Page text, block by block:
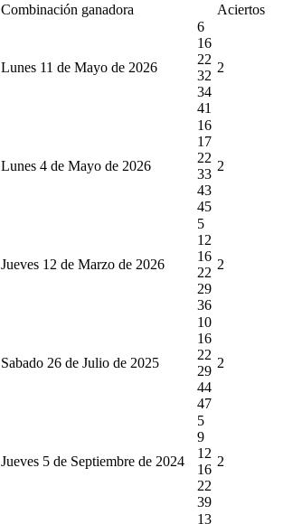
Combinación ganadora Aciertos
Lunes 11 de Mayo de 2026
6
16
22
32
34
41
2
Lunes 4 de Mayo de 2026
16
17
22
33
43
45
2
Jueves 12 de Marzo de 2026
5
12
16
22
29
36
2
Sabado 26 de Julio de 2025
10
16
22
29
44
47
2
Jueves 5 de Septiembre de 2024
5
9
12
16
22
39
2
13